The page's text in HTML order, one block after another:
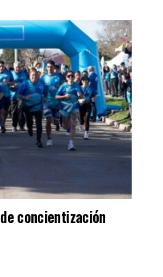
concientización